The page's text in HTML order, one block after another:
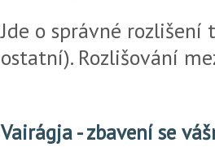
Jde o správné rozlišení
ostatní). Rozlišování
Vairágja - zbavení se